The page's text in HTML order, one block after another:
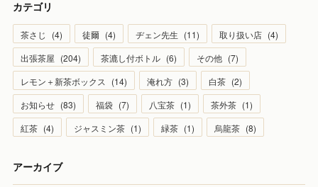
カテゴリ
茶さじ (4) 徒爾 (4) ヂェン先生 (11) 取り扱い店 (4)
出張茶屋 (204) 茶漉し付ボトル (6) その他 (7)
レモン＋新茶ボックス
(14) 淹れ方 (3) 白茶 (2)
お知らせ (83) 福袋 (7) 八宝茶 (1) 茶外茶 (1)
紅茶 (4) ジャスミン茶 (1) 緑茶 (1) 烏龍茶 (8)
アーカイブ